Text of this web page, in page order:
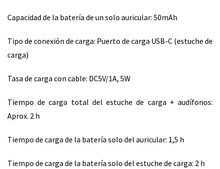
Capacidad de la batería de un solo auricular: 50mAh
Tipo de conexión de carga: Puerto de carga USB-C (estuche de
carga)
Tasa de carga con cable: DC5V/1A, 5W
Tiempo de carga total del estuche de carga + audífonos:
Aprox. 2 h
Tiempo de carga de la batería solo del auricular: 1,5 h
Tiempo de carga de la batería solo del estuche de carga: 2 h